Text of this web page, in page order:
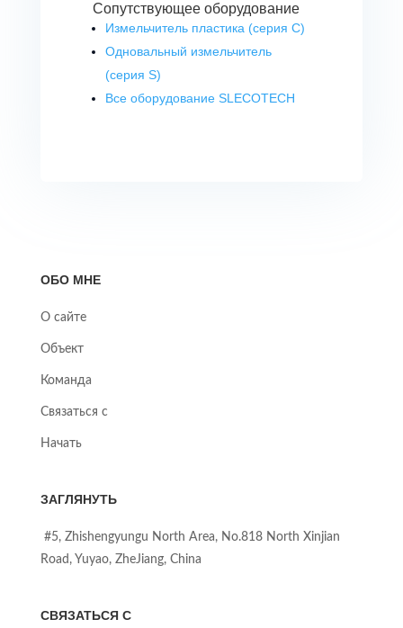
Сопутствующее оборудование
Измельчитель пластика (серия C)
Одновальный измельчитель
(серия S)
Все оборудование SLECOTECH
ОБО МНЕ
О сайте
Объект
Команда
Связаться с
Начать
ЗАГЛЯНУТЬ
#5, Zhishengyungu North Area, No.818 North Xinjian
Road, Yuyao, ZheJiang, China
СВЯЗАТЬСЯ С